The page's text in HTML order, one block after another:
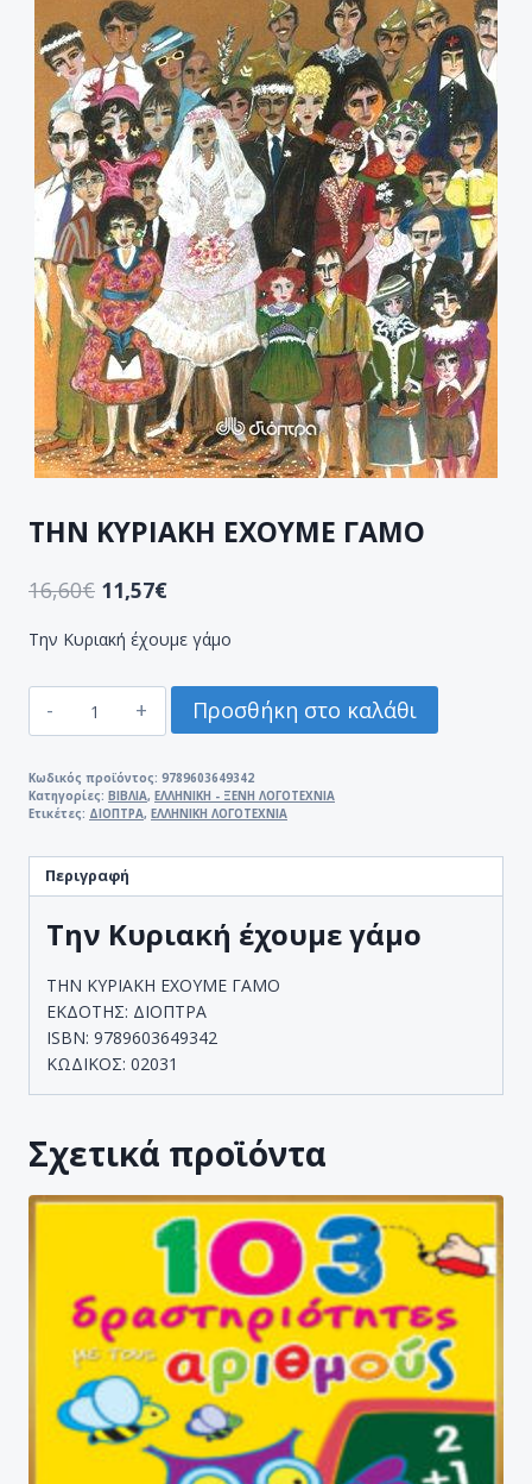
ΤΗΝ ΚΥΡΙΑΚΗ ΕΧΟΥΜΕ ΓΑΜΟ
16,60€ 11,57€
Την Κυριακή έχουμε γάμο
ΚΥΡΙΑΚΗ
ΓΑΜΟ
ποσότητα
Προσθήκη στο καλάθι
Κωδικός προϊόντος: 9789603649342
Κατηγορίες: ΒΙΒΛΙΑ, ΕΛΛΗΝΙΚΗ - ΞΕΝΗ ΛΟΓΟΤΕΧΝΙΑ
Ετικέτες: ΔΙΟΠΤΡΑ, ΕΛΛΗΝΙΚΗ ΛΟΓΟΤΕΧΝΙΑ
Περιγραφή
Την Κυριακή έχουμε γάμο
ΤΗΝ ΚΥΡΙΑΚΗ ΕΧΟΥΜΕ ΓΑΜΟ
ΕΚΔΟΤΗΣ: ΔΙΟΠΤΡΑ
ISBN: 9789603649342
ΚΩΔΙΚΟΣ: 02031
Σχετικά προϊόντα